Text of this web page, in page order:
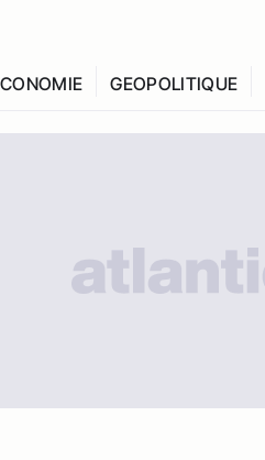
GEOPOLITIQUE